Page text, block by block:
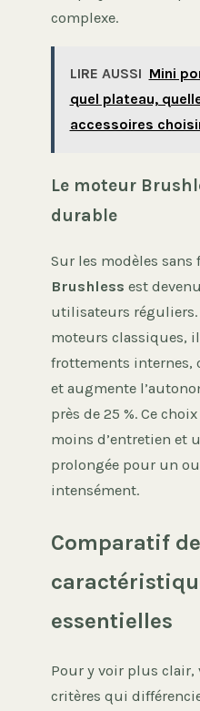
complexe.
LIRE AUSSI Mini
quel plateau,
accessoires
Le moteur
durable
Sur les modèles
Brushless est
utilisateurs
moteurs classiques,
frottements internes,
et augmente
près de 25 %. Ce
moins d’entretien et
prolongée pour un
intensément.
Comparatif
essentielles
Pour y voir plus clair,
critères qui